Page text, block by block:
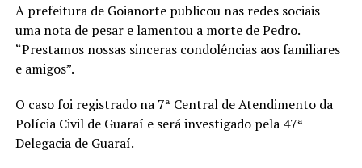
A prefeitura de Goianorte publicou nas redes sociais
uma nota de pesar e lamentou a morte de Pedro.
“Prestamos nossas sinceras condolências aos familiares
e amigos”.
O caso foi registrado na 7ª Central de Atendimento da
Polícia Civil de Guaraí e será investigado pela 47ª
Delegacia de Guaraí.